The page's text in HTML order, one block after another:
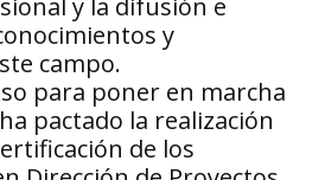
y
campo.
para poner en marcha
pactado la realización
de los